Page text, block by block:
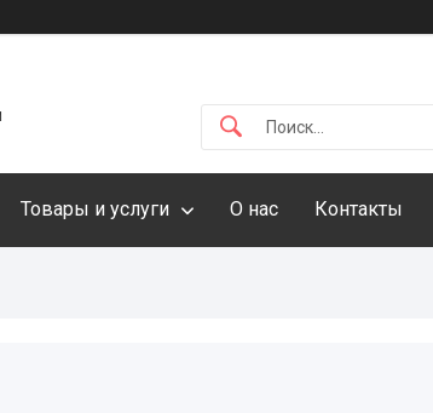
Товары и услуги О нас Контакты